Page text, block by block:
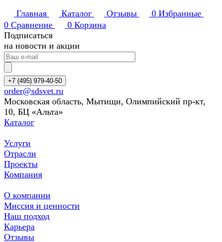
Главная Каталог Отзывы 0 Избранные
0 Сравнение 0 Корзина
Подписаться
на новости и акции
+7 (495) 979-40-50
order@sdsvet.ru
Московская область, Мытищи, Олимпийский пр-кт,
10, БЦ «Альта»
Каталог
Услуги
Отрасли
Проекты
Компания
О компании
Миссия и ценности
Наш подход
Карьера
Отзывы